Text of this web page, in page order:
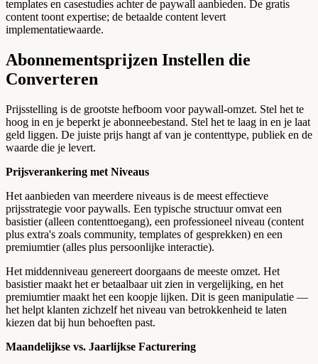
templates en casestudies achter de paywall aanbieden. De gratis
content toont expertise; de betaalde content levert
implementatiewaarde.
Abonnementsprijzen Instellen die
Converteren
Prijsstelling is de grootste hefboom voor paywall-omzet. Stel het te
hoog in en je beperkt je abonneebestand. Stel het te laag in en je laat
geld liggen. De juiste prijs hangt af van je contenttype, publiek en de
waarde die je levert.
Prijsverankering met Niveaus
Het aanbieden van meerdere niveaus is de meest effectieve
prijsstrategie voor paywalls. Een typische structuur omvat een
basistier (alleen contenttoegang), een professioneel niveau (content
plus extra's zoals community, templates of gesprekken) en een
premiumtier (alles plus persoonlijke interactie).
Het middenniveau genereert doorgaans de meeste omzet. Het
basistier maakt het er betaalbaar uit zien in vergelijking, en het
premiumtier maakt het een koopje lijken. Dit is geen manipulatie —
het helpt klanten zichzelf het niveau van betrokkenheid te laten
kiezen dat bij hun behoeften past.
Maandelijkse vs. Jaarlijkse Facturering